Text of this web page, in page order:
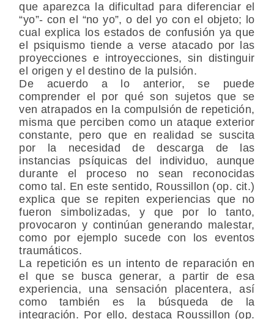
que aparezca la dificultad para diferenciar el
“yo”- con el “no yo”, o del yo con el objeto; lo
cual explica los estados de confusión ya que
el psiquismo tiende a verse atacado por las
proyecciones e introyecciones, sin distinguir
el origen y el destino de la pulsión.
De acuerdo a lo anterior, se puede
comprender el por qué son sujetos que se
ven atrapados en la compulsión de repetición,
misma que perciben como un ataque exterior
constante, pero que en realidad se suscita
por la necesidad de descarga de las
instancias psíquicas del individuo, aunque
durante el proceso no sean reconocidas
como tal. En este sentido, Roussillon (op. cit.)
explica que se repiten experiencias que no
fueron simbolizadas, y que por lo tanto,
provocaron y continúan generando malestar,
como por ejemplo sucede con los eventos
traumáticos.
La repetición es un intento de reparación en
el que se busca generar, a partir de esa
experiencia, una sensación placentera, así
como también es la búsqueda de la
integración. Por ello, destaca Roussillon (op.